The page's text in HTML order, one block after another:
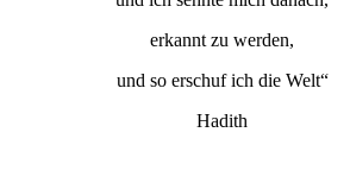
erkannt zu werden,
und so erschuf ich die Welt“
Hadith